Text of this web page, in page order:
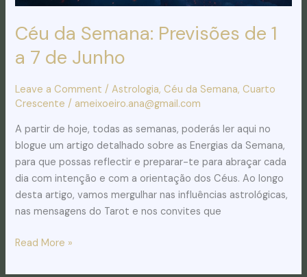
Céu da Semana: Previsões de 1
a 7 de Junho
Leave a Comment /Astrologia,Céu da Semana,Cuarto
Crescente / ameixoeiro.ana@gmail.com
A partir de hoje, todas as semanas, poderás ler aqui no
blogue um artigo detalhado sobre as Energias da Semana,
para que possas reflectir e preparar-te para abraçar cada
dia com intenção e com a orientação dos Céus. Ao longo
desta artigo, vamos mergulhar nas influências astrológicas,
nas mensagens do Tarot e nos convites que
Junho
Read More »